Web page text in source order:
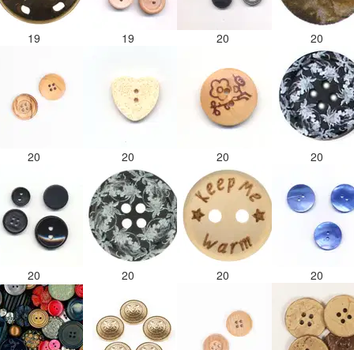
19 19 20 20
20 20 20 20
20 20 20 20